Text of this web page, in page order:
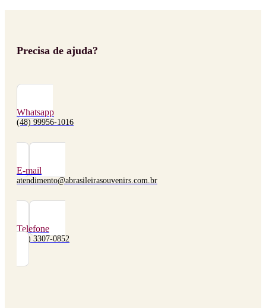
Precisa de ajuda?
Whatsapp
(48) 99956-1016
E-mail
atendimento@abrasileirasouvenirs.com.br
Telefone
(48) 3307-0852